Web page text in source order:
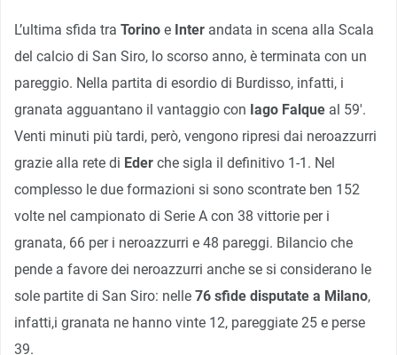
L’ultima sfida tra Torino e Inter andata in scena alla Scala
del calcio di San Siro, lo scorso anno, è terminata con un
pareggio. Nella partita di esordio di Burdisso, infatti, i
granata agguantano il vantaggio con Iago Falque al 59′.
Venti minuti più tardi, però, vengono ripresi dai neroazzurri
grazie alla rete di Eder che sigla il definitivo 1-1. Nel
complesso le due formazioni si sono scontrate ben 152
volte nel campionato di Serie A con 38 vittorie per i
granata, 66 per i neroazzurri e 48 pareggi. Bilancio che
pende a favore dei neroazzurri anche se si considerano le
sole partite di San Siro: nelle 76 sfide disputate a Milano,
infatti,i granata ne hanno vinte 12, pareggiate 25 e perse
39.